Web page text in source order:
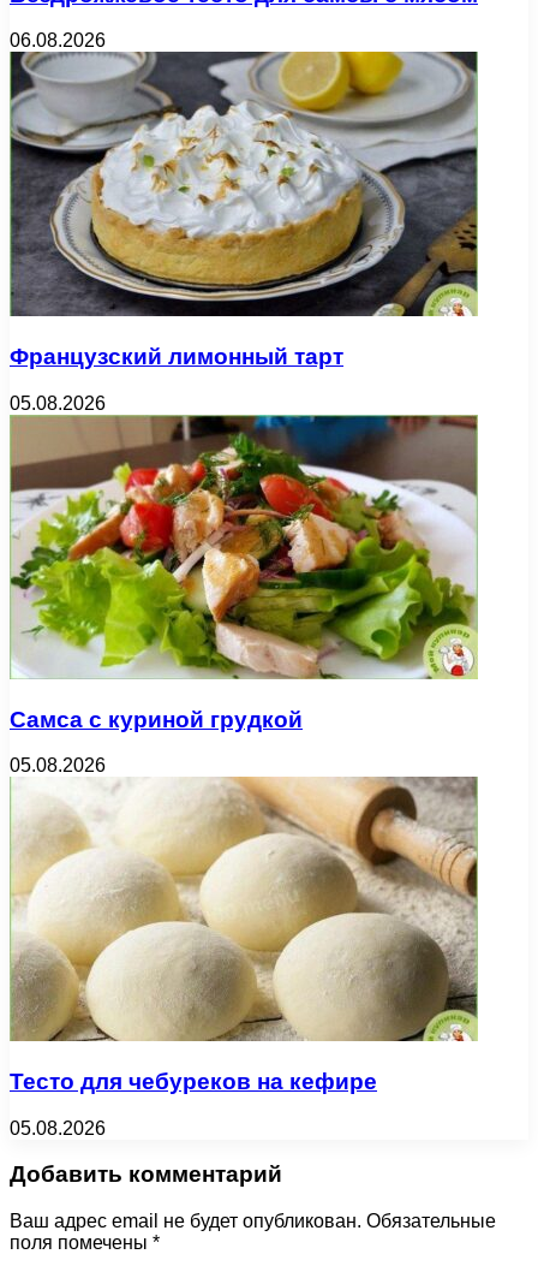
06.08.2026
Французский лимонный тарт
05.08.2026
Самса с куриной грудкой
05.08.2026
Тесто для чебуреков на кефире
05.08.2026
Добавить комментарий
Ваш адрес email не будет опубликован. Обязательные
поля помечены *